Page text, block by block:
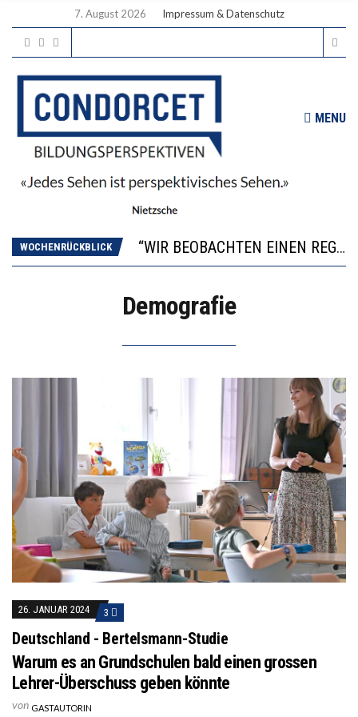
7. August 2026 Impressum & Datenschutz
MENU
WOCHENRÜCKBLICK
“WIR BEOBACHTEN EINEN REGELRECHTEN STURZFLUG BEI DEN LERNLEISTUNGEN”
DIE VERSTÄRKTE HARMONISIERUNG IM SCHULWESEN VERRINGERT DAS INNOVATIONSPOTENZIAL
Demografie
26. JANUAR 2024 3
Deutschland - Bertelsmann-Studie
Warum es an Grundschulen bald einen grossen
Lehrer-Überschuss geben könnte
von GASTAUTORIN